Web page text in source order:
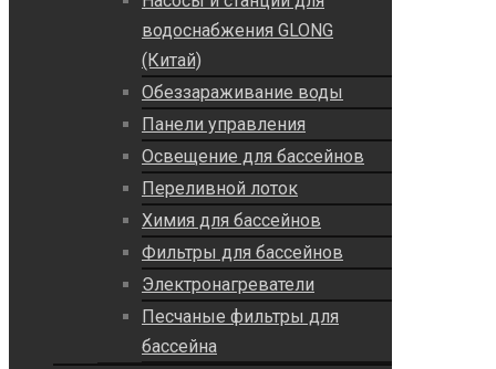
водоснабжения GLONG
(Китай)
Обеззараживание воды
Панели управления
Освещение для бассейнов
Переливной лоток
Химия для бассейнов
Фильтры для бассейнов
Электронагреватели
Песчаные фильтры для
бассейна